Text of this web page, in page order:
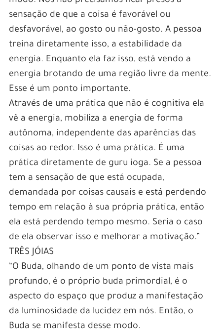
sensação de que a coisa é favorável ou
desfavorável, ao gosto ou não-gosto. A pessoa
treina diretamente isso, a estabilidade da
energia. Enquanto ela faz isso, está vendo a
energia brotando de uma região livre da mente.
Esse é um ponto importante.
Através de uma prática que não é cognitiva ela
vê a energia, mobiliza a energia de forma
autônoma, independente das aparências das
coisas ao redor. Isso é uma prática. É uma
prática diretamente de guru ioga. Se a pessoa
tem a sensação de que está ocupada,
demandada por coisas causais e está perdendo
tempo em relação à sua própria prática, então
ela está perdendo tempo mesmo. Seria o caso
de ela observar isso e melhorar a motivação.”
TRÊS JÓIAS
“O Buda, olhando de um ponto de vista mais
profundo, é o próprio buda primordial, é o
aspecto do espaço que produz a manifestação
da luminosidade da lucidez em nós. Então, o
Buda se manifesta desse modo.